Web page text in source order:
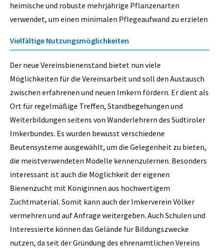
heimische und robuste mehrjährige Pflanzenarten
verwendet, um einen minimalen Pflegeaufwand zu erzielen
Vielfältige Nutzungsmöglichkeiten
Der neue Vereinsbienenstand bietet nun viele
Möglichkeiten für die Vereinsarbeit und soll den Austausch
zwischen erfahrenen und neuen Imkern fördern. Er dient als
Ort für regelmäßige Treffen, Standbegehungen und
Weiterbildungen seitens von Wanderlehrern des Südtiroler
Imkerbundes. Es wurden bewusst verschiedene
Beutensysteme ausgewählt, um die Gelegenheit zu bieten,
die meistverwendeten Modelle kennenzulernen. Besonders
interessant ist auch die Möglichkeit der eigenen
Bienenzucht mit Königinnen aus hochwertigem
Zuchtmaterial. Somit kann auch der Imkerverein Völker
vermehren und auf Anfrage weitergeben. Auch Schulen und
Interessierte können das Gelände für Bildungszwecke
nutzen, da seit der Gründung des ehrenamtlichen Vereins